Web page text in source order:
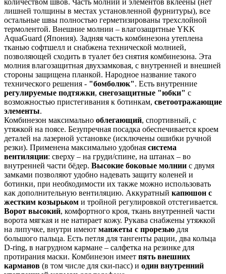
лишней толщины в местах установленной фурнитуры), все
остальные швы полностью герметизированы трехслойной
термолентой. Внешние молнии – влагозащитные YKK
AquaGuard (Япония). Задняя часть комбинезона утеплена
тканью софтшелл и снабжена технической молнией,
позволяющей сходить в туалет без снятия комбинезона. Эта
молния влагозащитная двухзамковая, с внутренней и внешней
стороны защищена планкой. Народное название такого
технического решения - "бомболюк". Есть внутренние
регулируемые подтяжки, снегозащитные "юбки" с
возможностью пристегивания к ботинкам, светоотражающие
элементы.
Комбинезон максимально облегающий, спортивный, с
утяжкой на поясе. Безупречная посадка обеспечивается кроем
деталей на лазерной установке (исключены ошибки ручной
резки). Применена максимально удобная система
вентиляции: сверху – на груди/спине, на штанах – во
внутренней части бёдер. Высокие боковые молнии с двумя
замками позволяют удобно надевать защиту коленей и
ботинки, при необходимости их также можно использовать
как дополнительную вентиляцию. Аккуратный капюшон с
жестким козырьком и тройной регулировкой отстегивается.
Ворот высокий, комфортного кроя, ткань внутренней части
ворота мягкая и не натирает кожу. Рукава снабжены утяжкой
на липучке, внутри имеют манжеты с прорезью для
большого пальца. Есть петля для тангенты рации, два кольца
D-ring, в нагрудном кармане – салфетка на резинке для
протирания маски. Комбинезон имеет пять внешних
карманов (в том числе для ски-пасс) и один внутренний